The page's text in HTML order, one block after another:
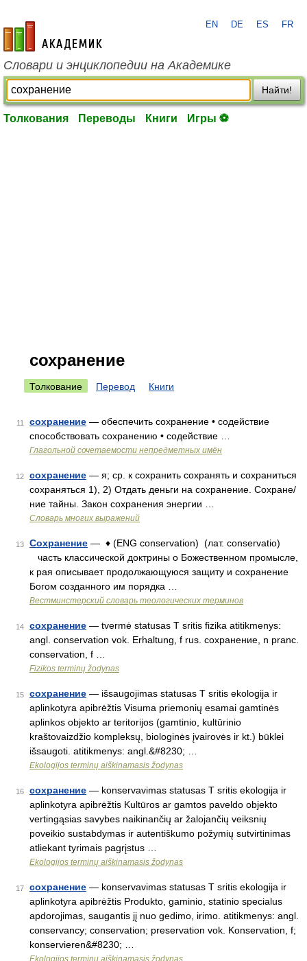
academic.ru
EN DE ES FR
Словари и энциклопедии на Академике
Найти!
Толкования Переводы Книги Игры ⚽
сохранение
Толкование Перевод Книги
11 сохранение — обеспечить сохранение • содействие
способствовать сохранению • содействие …
Глагольной сочетаемости непредметных имён
12 сохранение — я; ср. к сохранить сохранять и сохраниться
сохраняться 1), 2) Отдать деньги на сохранение. Сохране/
ние тайны. Закон сохранения энергии …
Словарь многих выражений
13 Сохранение — ♦ (ENG conservation) (лат. conservatio)
часть классической доктрины о Божественном промысле,
к рая описывает продолжающуюся защиту и сохранение
Богом созданного им порядка …
Вестминстерский словарь теологических терминов
14 сохранение — tvermė statusas T sritis fizika atitikmenys:
angl. conservation vok. Erhaltung, f rus. сохранение, n pranc.
conservation, f …
Fizikos terminų žodynas
15 сохранение — išsaugojimas statusas T sritis ekologija ir
aplinkotyra apibrėžtis Visuma priemonių esamai gamtinės
aplinkos objekto ar teritorijos (gamtinio, kultūrinio
kraštovaizdžio kompleksų, biologinės įvairovės ir kt.) būklei
išsaugoti. atitikmenys: angl.&#8230; …
Ekologijos terminų aiškinamasis žodynas
16 сохранение — konservavimas statusas T sritis ekologija ir
aplinkotyra apibrėžtis Kultūros ar gamtos paveldo objekto
vertingąsias savybes naikinančių ar žalojančių veiksnių
poveikio sustabdymas ir autentiškumo požymių sutvirtinimas
atliekant tyrimais pagrįstus …
Ekologijos terminų aiškinamasis žodynas
17 сохранение — konservavimas statusas T sritis ekologija ir
aplinkotyra apibrėžtis Produkto, gaminio, statinio specialus
apdorojimas, saugantis jį nuo gedimo, irimo. atitikmenys: angl.
conservancy; conservation; preservation vok. Konservation, f;
konservieren&#8230; …
Ekologijos terminų aiškinamasis žodynas